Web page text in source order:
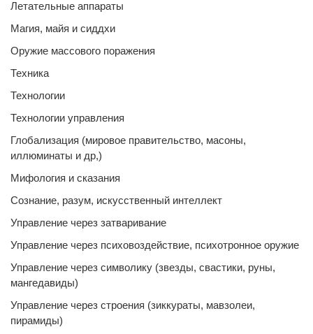
Летательные аппараты
Магия, майя и сиддхи
Оружие массового поражения
Техника
Технологии
Технологии управления
Глобализация (мировое правительство, масоны,
иллюминаты и др,)
Мифология и сказания
Сознание, разум, искусственный интеллект
Управление через затваривание
Управление через психовоздействие, психотронное оружие
Управление через символику (звезды, свастики, руны,
мангедавиды)
Управление через строения (зиккураты, мавзолеи,
пирамиды)